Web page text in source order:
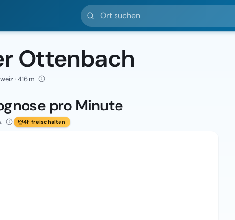
Ort suchen
Ottenbach
· 416 m
pro Minute
4h freischalten